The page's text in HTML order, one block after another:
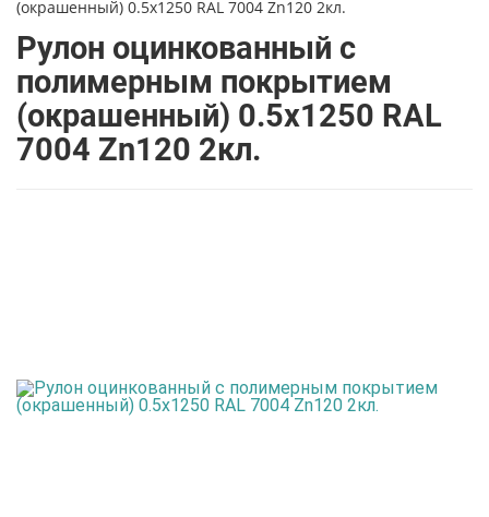
(окрашенный) 0.5x1250 RAL 7004 Zn120 2кл.
Рулон оцинкованный с
полимерным покрытием
(окрашенный) 0.5x1250 RAL
7004 Zn120 2кл.